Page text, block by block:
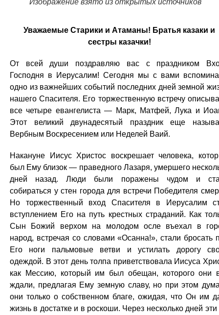
Уважаемые Старики и Атаманы! Братья казаки и
сестры казачки!
От всей души поздравляю вас с праздником
Господня в Иерусалим! Сегодня мы с вами
одно из важнейших событий последних дней земной
нашего Спасителя. Его торжественную встречу
все четыре евангелиста — Марк, Матфей, Лука и
Этот великий двунадесятый праздник еще
Вербным Воскресением или Неделей Ваий.
Накануне Иисус Христос воскрешает человека,
был Ему близок — праведного Лазаря, умершего
дней назад. Люди были поражены чудом и
собираться у стен города для встречи Победителя
Но торжественный вход Спасителя в Иерусалим
вступлением Его на путь крестных страданий. Как
Сын Божий верхом на молодом осле въехал в
народ, встречая со словами «Осанна!», стали бросать
Его ноги пальмовые ветви и устилать дорогу
одеждой. В этот день толпа приветствовала Иисуса
как Мессию, который им был обещан, которого они
ждали, предлагая Ему земную славу, но при этом
они только о собственном благе, ожидая, что Он им
жизнь в достатке и в роскоши. Через несколько дней